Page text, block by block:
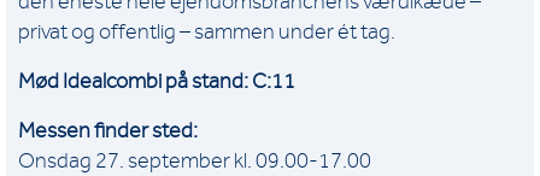
privat og offentlig – sammen under ét tag.
Mød Idealcombi på stand: C:11
Messen finder sted:
Onsdag 27. september kl. 09.00-17.00